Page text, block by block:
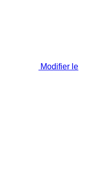
Modifier le